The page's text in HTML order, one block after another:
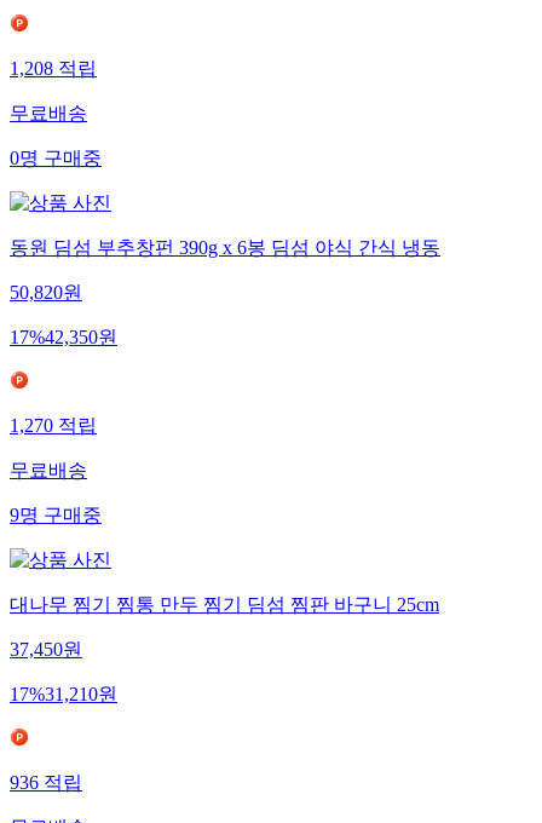
1,208적립
무료배송
0명구매중
동원 딤섬 부추창펀 390g x 6봉 딤섬 야식 간식 냉동
50,820원
17%42,350원
1,270적립
무료배송
9명구매중
대나무 찜기 찜통 만두 찜기 딤섬 찜판 바구니 25cm
37,450원
17%31,210원
936적립